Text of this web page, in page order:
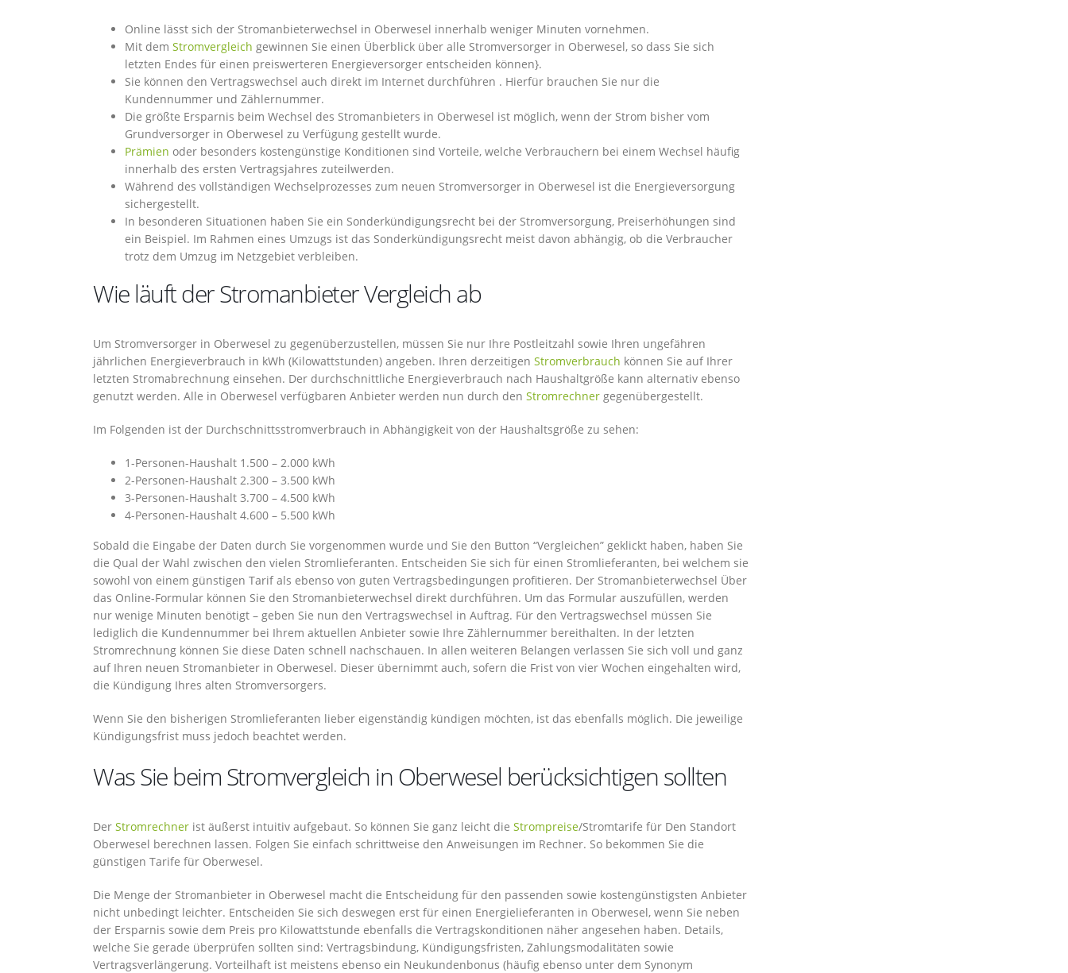
Online lässt sich der Stromanbieterwechsel in Oberwesel innerhalb weniger Minuten vornehmen.
Mit dem Stromvergleich gewinnen Sie einen Überblick über alle Stromversorger in Oberwesel, so dass Sie sich
letzten Endes für einen preiswerteren Energieversorger entscheiden können}.
Sie können den Vertragswechsel auch direkt im Internet durchführen . Hierfür brauchen Sie nur die
Kundennummer und Zählernummer.
Die größte Ersparnis beim Wechsel des Stromanbieters in Oberwesel ist möglich, wenn der Strom bisher vom
Grundversorger in Oberwesel zu Verfügung gestellt wurde.
Prämien oder besonders kostengünstige Konditionen sind Vorteile, welche Verbrauchern bei einem Wechsel häufig
innerhalb des ersten Vertragsjahres zuteilwerden.
Während des vollständigen Wechselprozesses zum neuen Stromversorger in Oberwesel ist die Energieversorgung
sichergestellt.
In besonderen Situationen haben Sie ein Sonderkündigungsrecht bei der Stromversorgung, Preiserhöhungen sind
ein Beispiel. Im Rahmen eines Umzugs ist das Sonderkündigungsrecht meist davon abhängig, ob die Verbraucher
trotz dem Umzug im Netzgebiet verbleiben.
Wie läuft der Stromanbieter Vergleich ab
Um Stromversorger in Oberwesel zu gegenüberzustellen, müssen Sie nur Ihre Postleitzahl sowie Ihren ungefähren
jährlichen Energieverbrauch in kWh (Kilowattstunden) angeben. Ihren derzeitigen Stromverbrauch können Sie auf Ihrer
letzten Stromabrechnung einsehen. Der durchschnittliche Energieverbrauch nach Haushaltgröße kann alternativ ebenso
genutzt werden. Alle in Oberwesel verfügbaren Anbieter werden nun durch den Stromrechner gegenübergestellt.
Im Folgenden ist der Durchschnittsstromverbrauch in Abhängigkeit von der Haushaltsgröße zu sehen:
1-Personen-Haushalt 1.500 – 2.000 kWh
2-Personen-Haushalt 2.300 – 3.500 kWh
3-Personen-Haushalt 3.700 – 4.500 kWh
4-Personen-Haushalt 4.600 – 5.500 kWh
Sobald die Eingabe der Daten durch Sie vorgenommen wurde und Sie den Button “Vergleichen” geklickt haben, haben Sie
die Qual der Wahl zwischen den vielen Stromlieferanten. Entscheiden Sie sich für einen Stromlieferanten, bei welchem sie
sowohl von einem günstigen Tarif als ebenso von guten Vertragsbedingungen profitieren. Der Stromanbieterwechsel Über
das Online-Formular können Sie den Stromanbieterwechsel direkt durchführen. Um das Formular auszufüllen, werden
nur wenige Minuten benötigt – geben Sie nun den Vertragswechsel in Auftrag. Für den Vertragswechsel müssen Sie
lediglich die Kundennummer bei Ihrem aktuellen Anbieter sowie Ihre Zählernummer bereithalten. In der letzten
Stromrechnung können Sie diese Daten schnell nachschauen. In allen weiteren Belangen verlassen Sie sich voll und ganz
auf Ihren neuen Stromanbieter in Oberwesel. Dieser übernimmt auch, sofern die Frist von vier Wochen eingehalten wird,
die Kündigung Ihres alten Stromversorgers.
Wenn Sie den bisherigen Stromlieferanten lieber eigenständig kündigen möchten, ist das ebenfalls möglich. Die jeweilige
Kündigungsfrist muss jedoch beachtet werden.
Was Sie beim Stromvergleich in Oberwesel berücksichtigen sollten
Der Stromrechner ist äußerst intuitiv aufgebaut. So können Sie ganz leicht die Strompreise/Stromtarife für Den Standort
Oberwesel berechnen lassen. Folgen Sie einfach schrittweise den Anweisungen im Rechner. So bekommen Sie die
günstigen Tarife für Oberwesel.
Die Menge der Stromanbieter in Oberwesel macht die Entscheidung für den passenden sowie kostengünstigsten Anbieter
nicht unbedingt leichter. Entscheiden Sie sich deswegen erst für einen Energielieferanten in Oberwesel, wenn Sie neben
der Ersparnis sowie dem Preis pro Kilowattstunde ebenfalls die Vertragskonditionen näher angesehen haben. Details,
welche Sie gerade überprüfen sollten sind: Vertragsbindung, Kündigungsfristen, Zahlungsmodalitäten sowie
Vertragsverlängerung. Vorteilhaft ist meistens ebenso ein Neukundenbonus (häufig ebenso unter dem Synonym